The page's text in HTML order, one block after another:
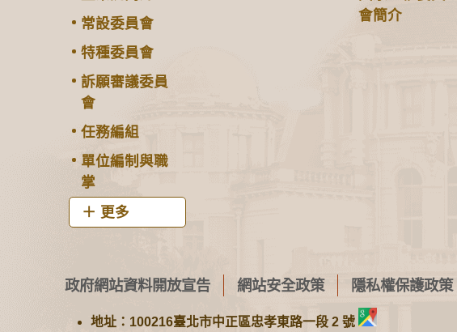
常設委員會
特種委員會
訴願審議委員
會
任務編組
單位編制與職
掌
更多
會簡介
政府網站資料開放宣告 網站安全政策 隱私權保護政策
地址：100216臺北市中正區忠孝東路一段 2 號